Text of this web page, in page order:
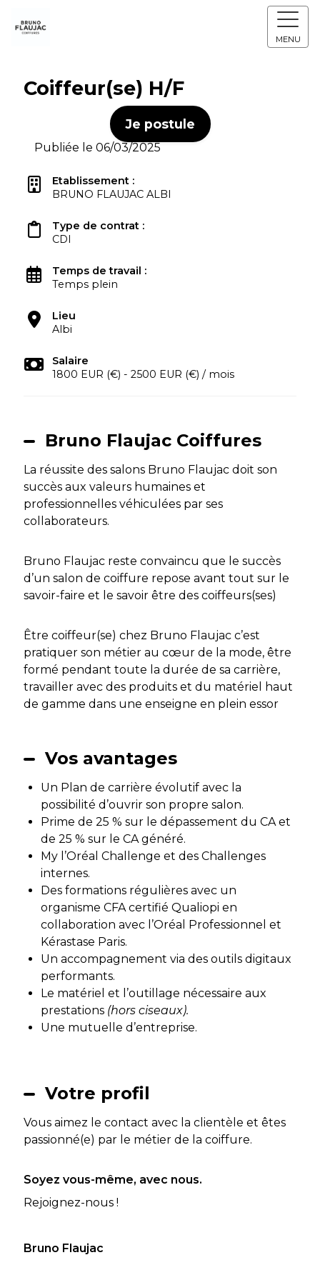
MENU
Coiffeur(se) H/F
Je postule
Publiée le 06/03/2025
Etablissement :
BRUNO FLAUJAC ALBI
Type de contrat :
CDI
Temps de travail :
Temps plein
Lieu
Albi
Salaire
1800 EUR (€) - 2500 EUR (€) / mois
Bruno Flaujac Coiffures
La réussite des salons Bruno Flaujac doit son
succès aux valeurs humaines et
professionnelles véhiculées par ses
collaborateurs.
Bruno Flaujac reste convaincu que le succès
d’un salon de coiffure repose avant tout sur le
savoir-faire et le savoir être des coiffeurs(ses)
Être coiffeur(se) chez Bruno Flaujac c’est
pratiquer son métier au cœur de la mode, être
formé pendant toute la durée de sa carrière,
travailler avec des produits et du matériel haut
de gamme dans une enseigne en plein essor
Vos avantages
Un Plan de carrière évolutif avec la
possibilité d’ouvrir son propre salon.
Prime de 25 % sur le dépassement du CA et
de 25 % sur le CA généré.
My l’Oréal Challenge et des Challenges
internes.
Des formations régulières avec un
organisme CFA certifié Qualiopi en
collaboration avec l’Oréal Professionnel et
Kérastase Paris.
Un accompagnement via des outils digitaux
performants.
Le matériel et l’outillage nécessaire aux
prestations (hors ciseaux).
Une mutuelle d’entreprise.
Votre profil
Vous aimez le contact avec la clientèle et êtes
passionné(e) par le métier de la coiffure.
Soyez vous-même, avec nous.
Rejoignez-nous !
Bruno Flaujac